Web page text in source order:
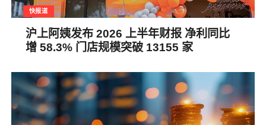
快报道
沪上阿姨发布 2026 上半年财报 净利同比
增 58.3% 门店规模突破 13155 家